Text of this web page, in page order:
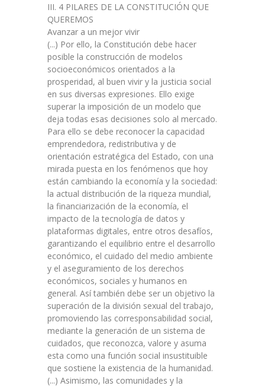
III. 4 PILARES DE LA CONSTITUCIÓN QUE
QUEREMOS
Avanzar a un mejor vivir
(...) Por ello, la Constitución debe hacer
posible la construcción de modelos
socioeconómicos orientados a la
prosperidad, al buen vivir y la justicia social
en sus diversas expresiones. Ello exige
superar la imposición de un modelo que
deja todas esas decisiones solo al mercado.
Para ello se debe reconocer la capacidad
emprendedora, redistributiva y de
orientación estratégica del Estado, con una
mirada puesta en los fenómenos que hoy
están cambiando la economía y la sociedad:
la actual distribución de la riqueza mundial,
la financiarización de la economía, el
impacto de la tecnología de datos y
plataformas digitales, entre otros desafíos,
garantizando el equilibrio entre el desarrollo
económico, el cuidado del medio ambiente
y el aseguramiento de los derechos
económicos, sociales y humanos en
general. Así también debe ser un objetivo la
superación de la división sexual del trabajo,
promoviendo las corresponsabilidad social,
mediante la generación de un sistema de
cuidados, que reconozca, valore y asuma
esta como una función social insustituible
que sostiene la existencia de la humanidad.
(...) Asimismo, las comunidades y la